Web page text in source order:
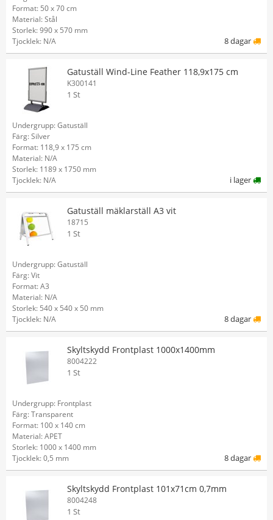
Format: 50 x 70 cm
Material: Stål
Storlek: 990 x 570 mm
Tjocklek: N/A
8 dagar
Gatuställ Wind-Line Feather 118,9x175 cm
K300141
1 St
Undergrupp: Gatuställ
Färg: Silver
Format: 118,9 x 175 cm
Material: N/A
Storlek: 1189 x 1750 mm
Tjocklek: N/A
i lager
Gatuställ mäklarställ A3 vit
18715
1 St
Undergrupp: Gatuställ
Färg: Vit
Format: A3
Material: N/A
Storlek: 540 x 540 x 50 mm
Tjocklek: N/A
8 dagar
Skyltskydd Frontplast 1000x1400mm
8004222
1 St
Undergrupp: Frontplast
Färg: Transparent
Format: 100 x 140 cm
Material: APET
Storlek: 1000 x 1400 mm
Tjocklek: 0,5 mm
8 dagar
Skyltskydd Frontplast 101x71cm 0,7mm
8004248
1 St